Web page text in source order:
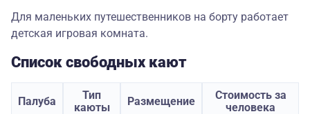
Для маленьких путешественников на борту работает
детская игровая комната.
Список свободных кают
Палуба
Тип
каюты
Размещение
Стоимость за
человека